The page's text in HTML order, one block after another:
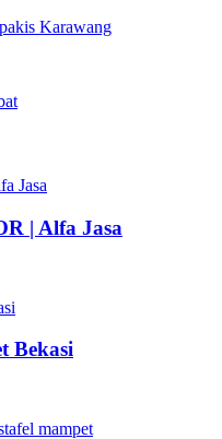
Karawang
| Alfa Jasa
Bekasi